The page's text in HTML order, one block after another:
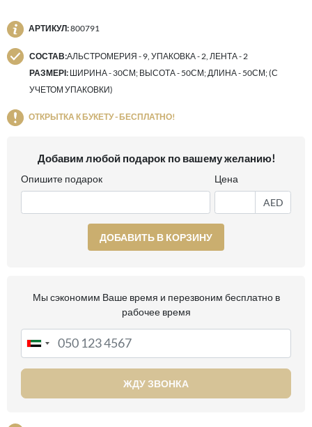
АРТИКУЛ:800791
СОСТАВ:АЛЬСТРОМЕРИЯ - 9, УПАКОВКА - 2, ЛЕНТА - 2
РАЗМЕРІ: ШИРИНА - 30СМ; ВЫСОТА - 50СМ; ДЛИНА - 50СМ; (С
УЧЕТОМ УПАКОВКИ)
ОТКРЫТКА К БУКЕТУ - БЕСПЛАТНО!
Добавим любой подарок по вашему желанию!
Опишите подарок Цена
AED
ДОБАВИТЬ В КОРЗИНУ
Мы сэкономим Ваше время и перезвоним бесплатно в
рабочее время
ЖДУ ЗВОНКА